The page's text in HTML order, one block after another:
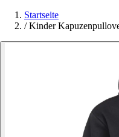
Startseite
/ Kinder